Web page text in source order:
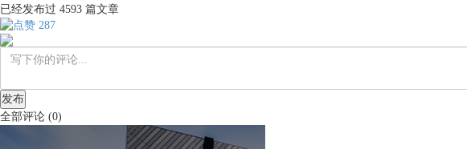
已经发布过 4593 篇文章
287
发布
全部评论 (0)